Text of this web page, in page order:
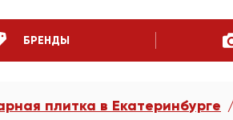
БРЕНДЫ
плитка в Екатеринбурге